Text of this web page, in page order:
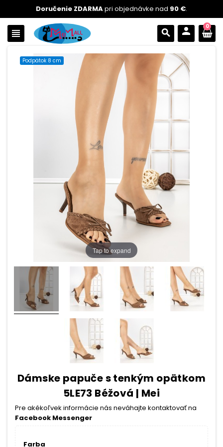
Doručenie ZDARMApri objednávke nad 90 €.
view_headline search person 0
Tap to expand
Podpätok 8 cm
Dámske papuče s tenkým opätkom
5LE73 Béžová | Mei
Pre akékoľvek informácie nás neváhajte kontaktovať na
Facebook Messenger
Farba